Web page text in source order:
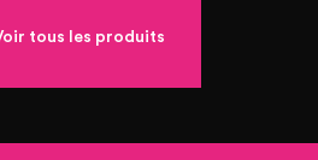
tous les produits